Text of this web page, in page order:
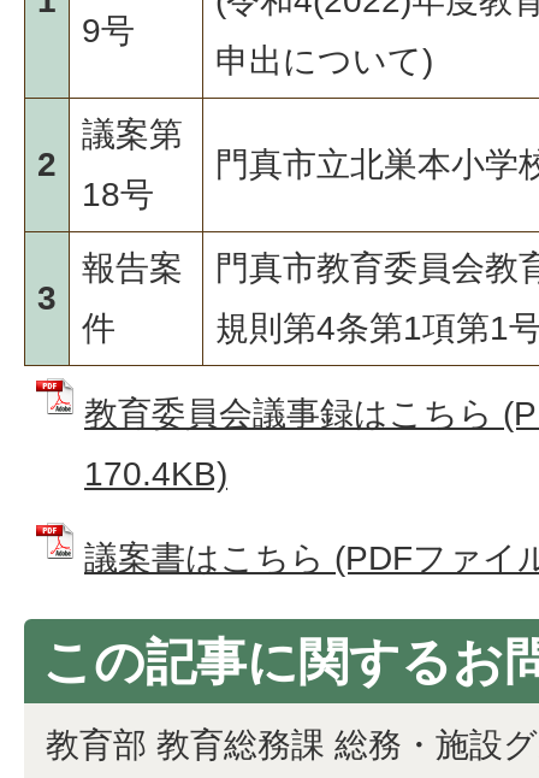
9号
申出について)
2
議案第
18号
門真市立北巣本小学
3
報告案
件
門真市教育委員会教
規則第4条第1項第1
教育委員会議事録はこちら
170.4KB)
議案書はこちら (PDFファイ
この記事に関するお
教育部 教育総務課 総務・施設